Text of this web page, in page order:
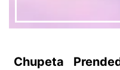
Chupeta